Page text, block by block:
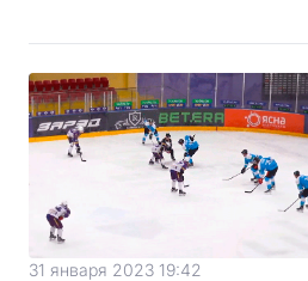
31 января 2023 19:42